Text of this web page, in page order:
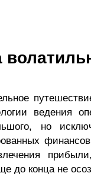
ведения
но
до конца не